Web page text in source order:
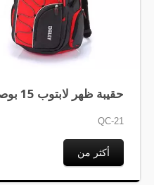
حقيبة ظهر لابتوب 15 بوصة
QC-21
أكثر من